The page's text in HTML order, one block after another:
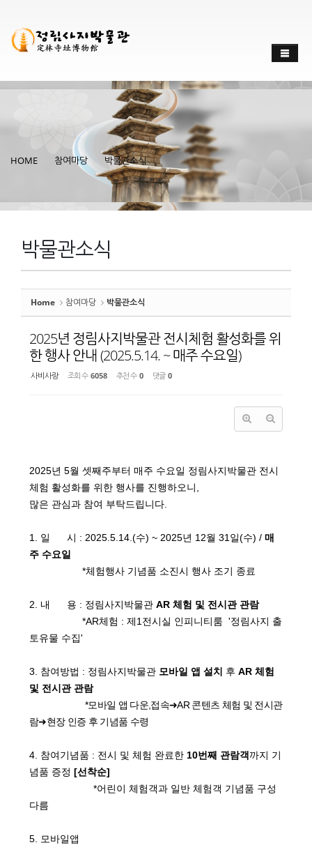
HOME 참여마당 박물관소식
박물관소식
Home 참여마당 박물관소식
2025년 정림사지박물관 전시체험 활성화를 위
한 행사 안내 (2025.5.14. ~ 매주 수요일)
사비사랑 조회 수 6058 추천 수 0 댓글 0
2025년 5월 셋째주부터 매주 수요일 정림사지박물관 전시
체험 활성화를 위한 행사를 진행하오니,
많은 관심과 참여 부탁드립니다.
1. 일 시 : 2025.5.14.(수) ~ 2025년 12월 31일(수) / 매
주 수요일
*체험행사 기념품 소진시 행사 조기 종료
2. 내 용 : 정림사지박물관 AR 체험 및 전시관 관람
*AR체험 : 제1전시실 인피니티룸 '정림사지 출
토유물 수집'
3. 참여방법 : 정림사지박물관 모바일 앱 설치 후 AR 체험
및 전시관 관람
*모바일 앱 다운,접속➜AR 콘텐츠 체험 및 전시관
람➜현장 인증 후 기념품 수령
4. 참여기념품 : 전시 및 체험 완료한 10번째 관람객까지 기
념품 증정 [선착순]
*어린이 체험객과 일반 체험객 기념품 구성
다름
5. 모바일앱
스케치북5
스케치북5